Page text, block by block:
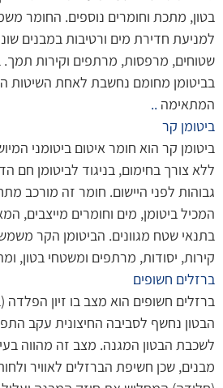
בטון, מתכת וחומרים נוספים. החומר
למניעת חדירת מים ורטיבות במבנים
שטוחים, מרפסות, מרתפים וקירות
בביטומן מחומם נחשבת לאחת השיטות
המתאימה ..
ביטומן קר
ביטומן קר הוא חומר איטום ביטומני
ללא צורך בחימום, בניגוד לביטומן חם
גבוהות לפני היישום. חומר זה מורכב
המכיל ביטומן, מים וחומרים מייצבים,
בתנאי שטח מגוונים. הביטומן הקר
קירות, יסודות, מרתפים ומשטחי בטון,
ברזלים חשופים
ברזלים חשופים הוא מצב בו זיון הפלדה
הבטון נחשף לסביבה החיצונית עקב
לשכבת הבטון המגנה. מצב זה מהווה
מבנים, שכן חשיפת הברזלים לאוויר